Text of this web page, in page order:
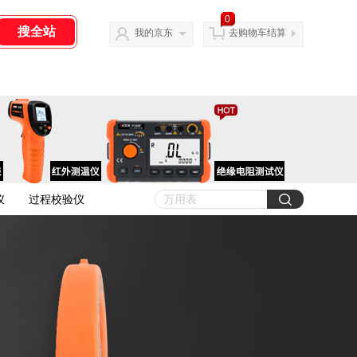
我的京东
0
去购物车结算
过程校验仪